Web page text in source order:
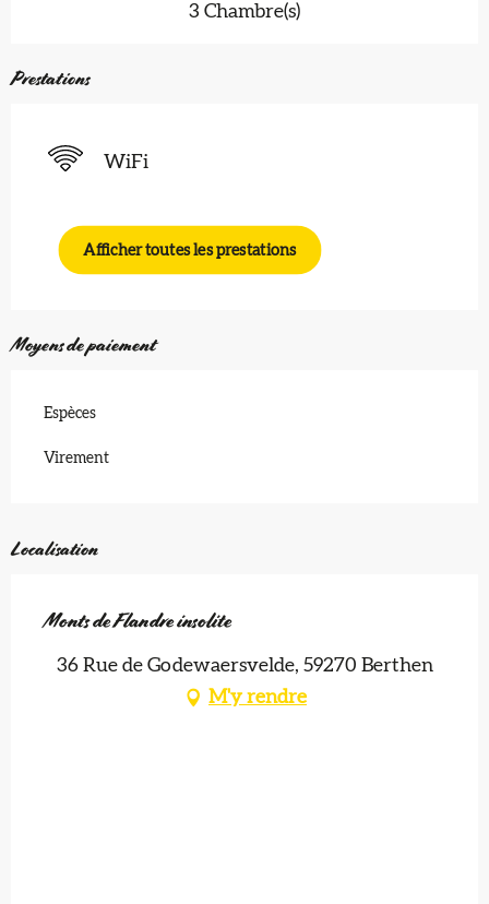
3 Chambre(s)
Prestations
WiFi
Afficher toutes les prestations
Moyens de paiement
Espèces
Virement
Localisation
Monts de Flandre insolite
36 Rue de Godewaersvelde, 59270 Berthen
M'y rendre